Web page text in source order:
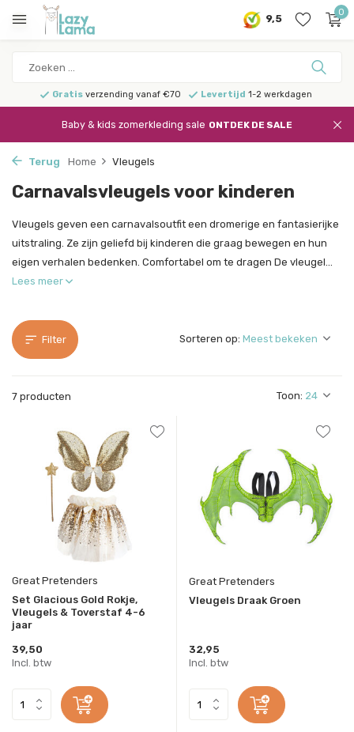
9,5
0
Gratis verzending vanaf €70 Levertijd 1-2 werkdagen
Baby & kids zomerkleding sale ONTDEK DE SALE
Terug Home Vleugels
Carnavalsvleugels voor kinderen
Vleugels geven een carnavalsoutfit een dromerige en fantasierijke
uitstraling. Ze zijn geliefd bij kinderen die graag bewegen en hun
eigen verhalen bedenken. Comfortabel om te dragen De vleugel...
Lees meer
Filter
7 producten Toon:
Sorteren op:
Great Pretenders
Set Glacious Gold Rokje,
Vleugels & Toverstaf 4-6
jaar
39,50
Incl. btw
Great Pretenders
Vleugels Draak Groen
32,95
Incl. btw